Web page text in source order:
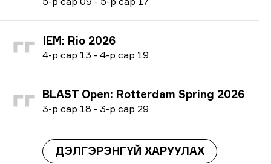
IEM: Rio 2026
4-р сар 13 - 4-р сар 19
BLAST Open: Rotterdam Spring 2026
3-р сар 18 - 3-р сар 29
ДЭЛГЭРЭНГҮЙ ХАРУУЛАХ